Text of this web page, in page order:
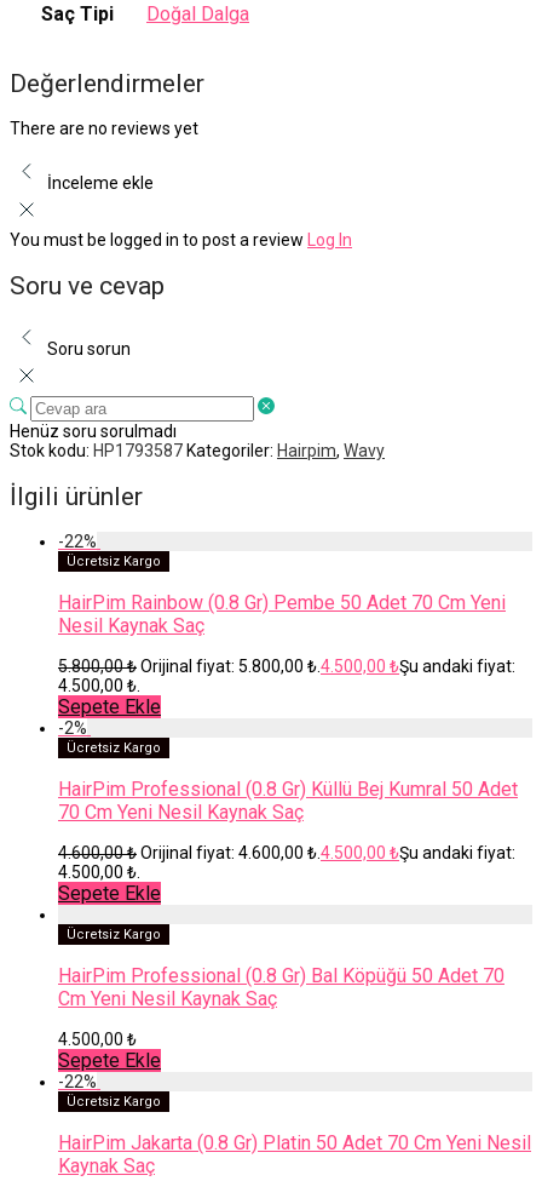
Saç Tipi Doğal Dalga
Değerlendirmeler
There are no reviews yet
İnceleme ekle
You must be logged in to post a review Log In
Soru ve cevap
Soru sorun
Henüz soru sorulmadı
Stok kodu: HP1793587 Kategoriler: Hairpim, Wavy
İlgili ürünler
-22%
Ücretsiz Kargo
HairPim Rainbow (0.8 Gr) Pembe 50 Adet 70 Cm Yeni
Nesil Kaynak Saç
5.800,00₺Orijinal fiyat: 5.800,00 ₺.4.500,00 ₺Şu andaki fiyat:
4.500,00 ₺.
Sepete Ekle
-2%
Ücretsiz Kargo
HairPim Professional (0.8 Gr) Küllü Bej Kumral 50 Adet
70 Cm Yeni Nesil Kaynak Saç
4.600,00₺Orijinal fiyat: 4.600,00 ₺.4.500,00 ₺Şu andaki fiyat:
4.500,00 ₺.
Sepete Ekle
Ücretsiz Kargo
HairPim Professional (0.8 Gr) Bal Köpüğü 50 Adet 70
Cm Yeni Nesil Kaynak Saç
4.500,00 ₺
Sepete Ekle
-22%
Ücretsiz Kargo
HairPim Jakarta (0.8 Gr) Platin 50 Adet 70 Cm Yeni Nesil
Kaynak Saç